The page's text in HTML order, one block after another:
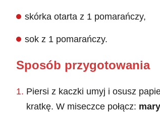
skórka otarta z 1 pomarańczy,
sok z 1 pomarańczy.
Sposób przygotowania
Piersi z kaczki umyj i osusz
kratkę. W miseczce połącz: